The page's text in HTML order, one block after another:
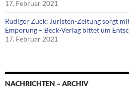
17. Februar 2021
Rüdiger Zuck: Juristen-Zeitung sorgt
Empörung – Beck-Verlag bittet um
17. Februar 2021
NACHRICHTEN – ARCHIV